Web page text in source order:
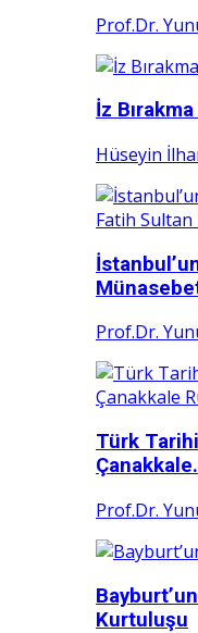
Prof.Dr.
İz
Hüseyin
Prof.Dr.
Türk
Prof.Dr.
Kurtuluşu